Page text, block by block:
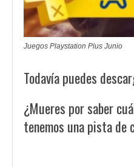
Juegos Playstation Plus Junio
Todavía puedes
¿Mueres por saber
tenemos una pista de